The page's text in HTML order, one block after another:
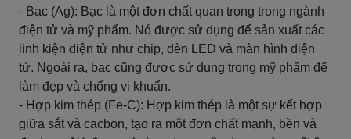
- Bạc (Ag): Bạc là một đơn chất quan trọng trong ngành
điện tử và mỹ phẩm. Nó được sử dụng để sản xuất các
linh kiện điện tử như chip, đèn LED và màn hình điện
tử. Ngoài ra, bạc cũng được sử dụng trong mỹ phẩm để
làm đẹp và chống vi khuẩn.
- Hợp kim thép (Fe-C): Hợp kim thép là một sự kết hợp
giữa sắt và cacbon, tạo ra một đơn chất mạnh, bền và